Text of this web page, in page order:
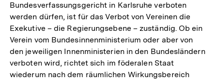
Bundesverfassungsgericht in Karlsruhe verboten
werden dürfen, ist für das Verbot von Vereinen die
Exekutive – die Regierungsebene – zuständig. Ob ein
Verein vom Bundesinnenministerium oder aber von
den jeweiligen Innenministerien in den Bundesländern
verboten wird, richtet sich im föderalen Staat
wiederum nach dem räumlichen Wirkungsbereich